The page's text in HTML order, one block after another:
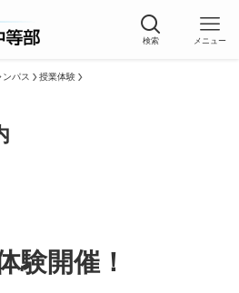
検索 メニュー
ンパス 授業体験
験開催！